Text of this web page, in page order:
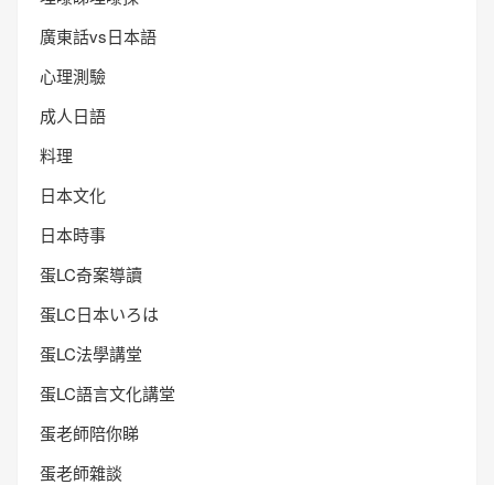
廣東話vs日本語
心理測驗
成人日語
料理
日本文化
日本時事
蛋LC奇案導讀
蛋LC日本いろは
蛋LC法學講堂
蛋LC語言文化講堂
蛋老師陪你睇
蛋老師雜談